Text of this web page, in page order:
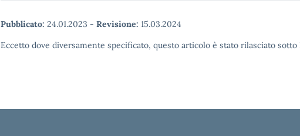
Pubblicato: 24.01.2023 - Revisione: 15.03.2024
Eccetto dove diversamente specificato, questo articolo è stato rilasciato